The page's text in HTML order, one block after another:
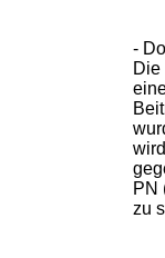
-
Die
PN
zu